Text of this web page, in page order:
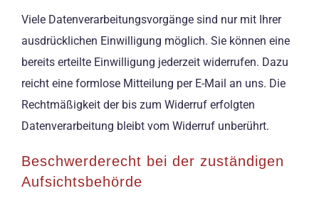
Viele Datenverarbeitungsvorgänge sind nur mit Ihrer
ausdrücklichen Einwilligung möglich. Sie können eine
bereits erteilte Einwilligung jederzeit widerrufen. Dazu
reicht eine formlose Mitteilung per E-Mail an uns. Die
Rechtmäßigkeit der bis zum Widerruf erfolgten
Datenverarbeitung bleibt vom Widerruf unberührt.
Beschwerderecht bei der zuständigen
Aufsichtsbehörde